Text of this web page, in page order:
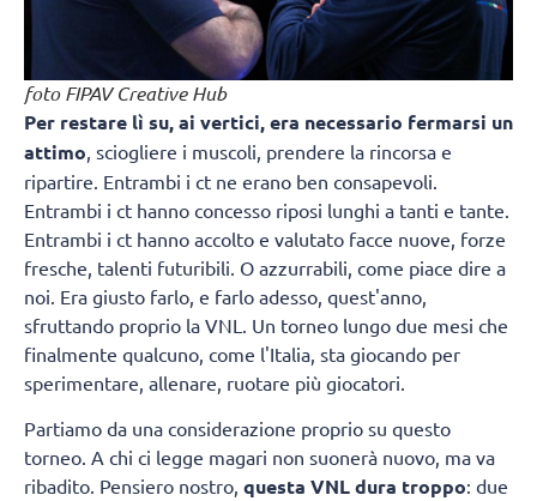
foto FIPAV Creative Hub
Per restare lì su, ai vertici, era necessario fermarsi un
attimo , sciogliere i muscoli, prendere la rincorsa e
ripartire. Entrambi i ct ne erano ben consapevoli.
Entrambi i ct hanno concesso riposi lunghi a tanti e tante.
Entrambi i ct hanno accolto e valutato facce nuove, forze
fresche, talenti futuribili. O azzurrabili, come piace dire a
noi. Era giusto farlo, e farlo adesso, quest'anno,
sfruttando proprio la VNL. Un torneo lungo due mesi che
finalmente qualcuno, come l'Italia, sta giocando per
sperimentare, allenare, ruotare più giocatori.
Partiamo da una considerazione proprio su questo
torneo. A chi ci legge magari non suonerà nuovo, ma va
ribadito. Pensiero nostro, questa VNL dura troppo: due